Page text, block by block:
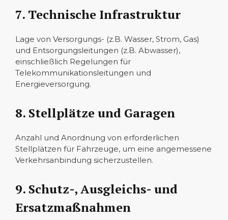
7. Technische Infrastruktur
Lage von Versorgungs- (z.B. Wasser, Strom, Gas)
und Entsorgungsleitungen (z.B. Abwasser),
einschließlich Regelungen für
Telekommunikationsleitungen und
Energieversorgung.
8. Stellplätze und Garagen
Anzahl und Anordnung von erforderlichen
Stellplätzen für Fahrzeuge, um eine angemessene
Verkehrsanbindung sicherzustellen.
9. Schutz-, Ausgleichs- und
Ersatzmaßnahmen